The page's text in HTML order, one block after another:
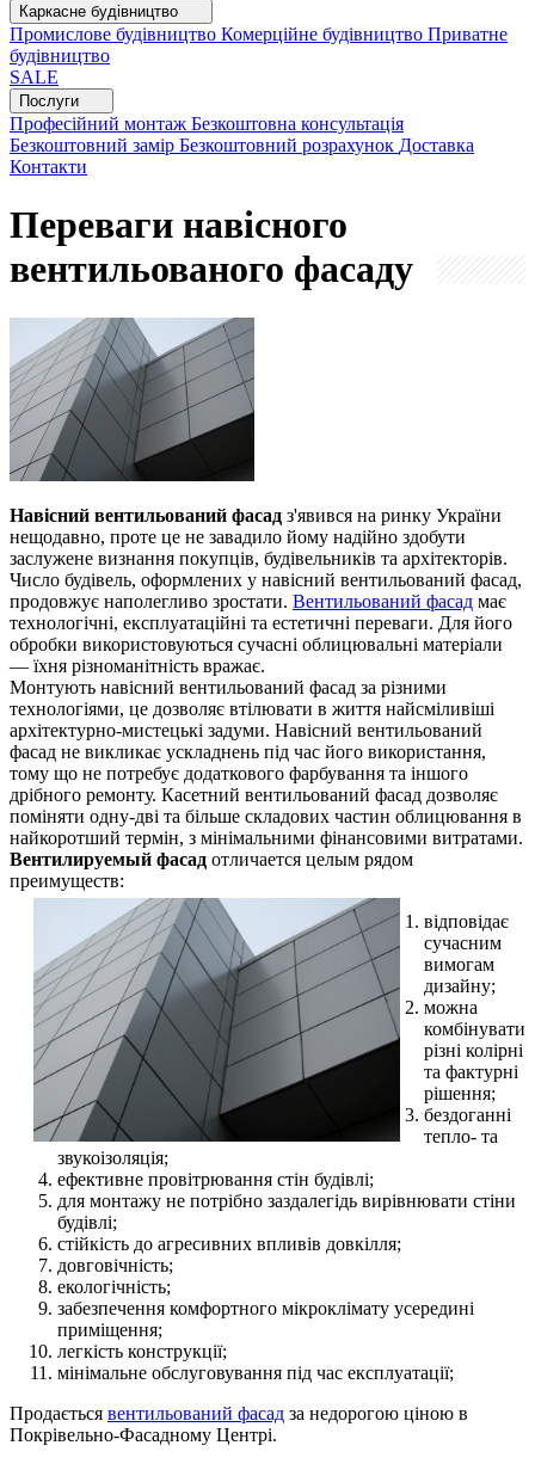
Каркасне будівництво
Промислове будівництво Комерційне будівництво Приватне
будівництво
SALE
Послуги
Професійний монтаж Безкоштовна консультація
Безкоштовний замір Безкоштовний розрахунок Доставка
Контакти
Переваги навісного
вентильованого фасаду
Навісний вентильований фасад з'явився на ринку України
нещодавно, проте це не завадило йому надійно здобути
заслужене визнання покупців, будівельників та архітекторів.
Число будівель, оформлених у навісний вентильований фасад,
продовжує наполегливо зростати. Вентильований фасад має
технологічні, експлуатаційні та естетичні переваги. Для його
обробки використовуються сучасні облицювальні матеріали
— їхня різноманітність вражає.
Монтують навісний вентильований фасад за різними
технологіями, це дозволяє втілювати в життя найсміливіші
архітектурно-мистецькі задуми. Навісний вентильований
фасад не викликає ускладнень під час його використання,
тому що не потребує додаткового фарбування та іншого
дрібного ремонту. Касетний вентильований фасад дозволяє
поміняти одну-дві та більше складових частин облицювання в
найкоротший термін, з мінімальними фінансовими витратами.
Вентилируемый фасад отличается целым рядом
преимуществ:
відповідає
сучасним
вимогам
дизайну;
можна
комбінувати
різні колірні
та фактурні
рішення;
бездоганні
тепло- та
звукоізоляція;
ефективне провітрювання стін будівлі;
для монтажу не потрібно заздалегідь вирівнювати стіни
будівлі;
стійкість до агресивних впливів довкілля;
довговічність;
екологічність;
забезпечення комфортного мікроклімату усередині
приміщення;
легкість конструкції;
мінімальне обслуговування під час експлуатації;
Продається вентильований фасад за недорогою ціною в
Покрівельно-Фасадному Центрі.